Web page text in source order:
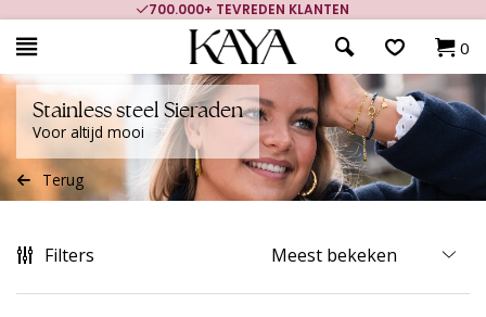
700.000+ TEVREDEN KLANTEN
0
Stainless steel Sieraden
Voor altijd mooi
Terug
Filters